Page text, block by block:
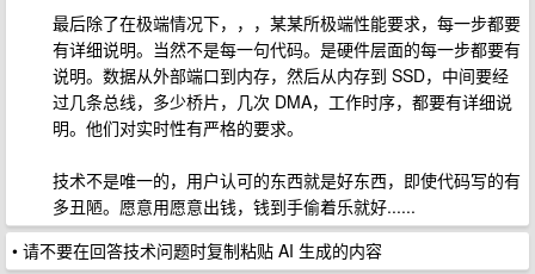
最后除了在极端情况下，，，某某所极端性能要求，每一步都要
有详细说明。当然不是每一句代码。是硬件层面的每一步都要有
说明。数据从外部端口到内存，然后从内存到 SSD，中间要经
过几条总线，多少桥片，几次 DMA，工作时序，都要有详细说
明。他们对实时性有严格的要求。
技术不是唯一的，用户认可的东西就是好东西，即使代码写的有
多丑陋。愿意用愿意出钱，钱到手偷着乐就好......
• 请不要在回答技术问题时复制粘贴 AI 生成的内容